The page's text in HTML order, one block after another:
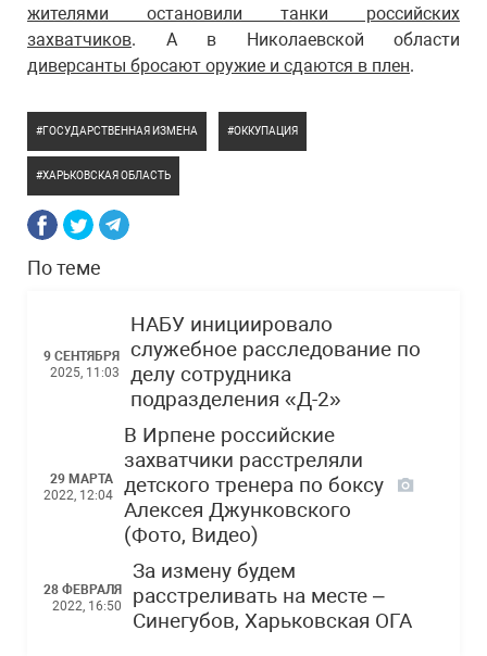
жителями остановили танки российских
захватчиков. А в Николаевской области
диверсанты бросают оружие и сдаются в плен.
ГОСУДАРСТВЕННАЯ ИЗМЕНА ОККУПАЦИЯ
ХАРЬКОВСКАЯ ОБЛАСТЬ
По теме
9 СЕНТЯБРЯ
2025, 11:03
НАБУ инициировало
служебное расследование по
делу сотрудника
подразделения «Д-2»
29 МАРТА
2022, 12:04
В Ирпене российские
захватчики расстреляли
детского тренера по боксу
Алексея Джунковского
(Фото, Видео)
28 ФЕВРАЛЯ
2022, 16:50
За измену будем
расстреливать на месте –
Синегубов, Харьковская ОГА